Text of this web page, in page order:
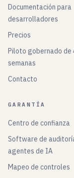
Documentación para
desarrolladores
Precios
Piloto gobernado de
semanas
Contacto
GARANTÍA
Centro de confianza
Software de
agentes de IA
Mapeo de controles